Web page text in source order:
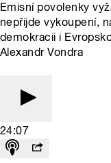
Emisní povolenky
nepřijde vykoupení,
demokracii i
Alexandr Vondra
24:07